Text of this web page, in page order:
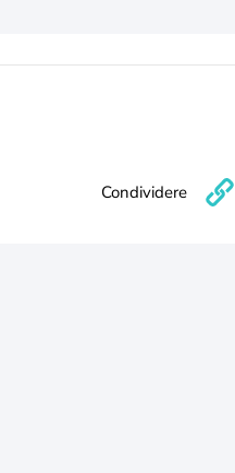
Condividere